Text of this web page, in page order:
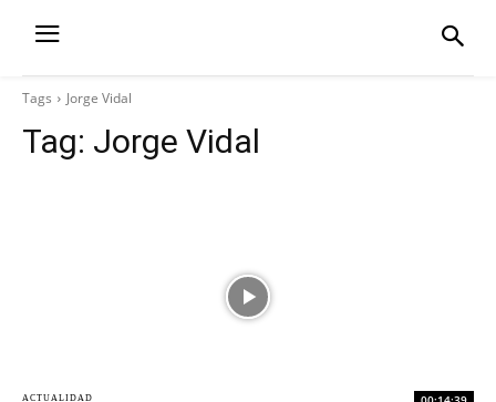
Tags Jorge Vidal
Tag: Jorge Vidal
ACTUALIDAD